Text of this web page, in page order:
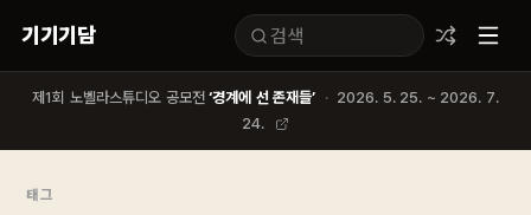
기기기담
제1회 노벨라스튜디오 공모전 ‘경계에 선 존재들’ · 2026. 5. 25. ~ 2026. 7.
24.
태그